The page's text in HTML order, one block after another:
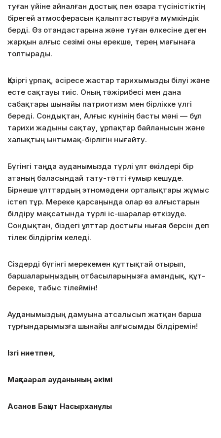
туған үйіне айналған достық пен өзара түсіністіктің
бірегей атмосферасын қалыптастыруға мүмкіндік
берді. Өз отандастарына және туған өлкесіне деген
жарқын алғыс сезімі оны ерекше, терең мағынаға
толтырады.
Қазіргі ұрпақ, әсіресе жастар тарихымызды білуі және
есте сақтауы тиіс. Оның тәжірибесі мен дана
сабақтары шынайы патриотизм мен бірлікке үлгі
береді. Сондықтан, Алғыс күнінің басты мәні — бұл
тарихи жадыны сақтау, ұрпақтар байланысын және
халықтың ынтымақ-бірлігін нығайту.
Бүгінгі таңда ауданымызда түрлі ұлт өкілдері бір
атаның баласындай тату-тәтті ғұмыр кешуде.
Бірнеше ұлттардың этномәдени орталықтары жұмыс
істеп тұр. Мереке қарсаңында олар өз алғыстарын
білдіру мақсатында түрлі іс-шаралар өткізуде.
Сондықтан, біздегі ұлттар достығы нығая берсін деп
тілек білдіргім келеді.
Сіздерді бүгінгі мерекемен құттықтай отырып,
баршаларыңыздың отбасыларыңызға амандық, құт-
береке, табыс тілеймін!
Ауданымыздың дамуына атсалысып жатқан барша
тұрғындарымызға шынайы алғысымды білдіремін!
Ізгі ниетпен,
Мақтаарал ауданының әкімі
Асанов Бақыт Насырханұлы